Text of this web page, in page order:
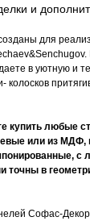
и
для
в уютную и
колосков
купить любые
или из МДФ,
с
точны в
Софас-Декор